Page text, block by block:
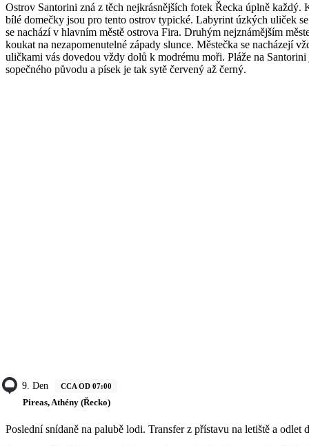
Ostrov Santorini zná z těch nejkrásnějších fotek Řecka úplně
bílé domečky jsou pro tento ostrov typické. Labyrint úzkých uliček
se nachází v hlavním městě ostrova Fira. Druhým nejznámějším
koukat na nezapomenutelné západy slunce. Městečka se nacházejí
uličkami vás dovedou vždy dolů k modrému moři. Pláže na
sopečného původu a písek je tak sytě červený až černý.
9. Den CCA OD 07:00
Pireas, Athény (Řecko)
Poslední snídaně na palubě lodi. Transfer z přístavu na letiště a odlet